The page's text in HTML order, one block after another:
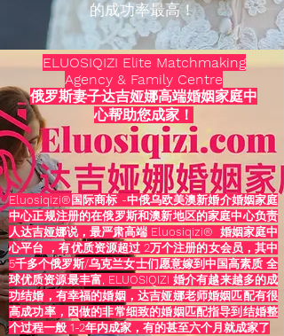
的成功率最高！
ELUOSIQIZI Elite Matchmaking
Agency & Family Centre
俄罗斯妻子达吉娅娜高端婚姻家庭中
心帮助您成家！
Eluosiqizi®国际商标 -中俄乌欧美澳新婚介婚姻家庭
中心正规注册的在俄罗斯和澳新地区的家庭中心负责
人达吉娅娜说，最严肃高端 Eluosiqizi® 婚姻家庭中
心平台 ，有优质资源超过 2万个注册的女会员，其中
5千多个俄罗斯/乌克兰女士们愿意嫁到中国高素质 全
球优质资源最丰富, ELUOSIQIZI 婚介有越来越多的成
功结婚，有幸福的婚姻，达吉娅娜老师婚姻匹配有很
高成功率，因做的非常细致的婚姻匹配指导到结婚整
个过程一般 1-2年内成家，有的甚至六个月就成家了